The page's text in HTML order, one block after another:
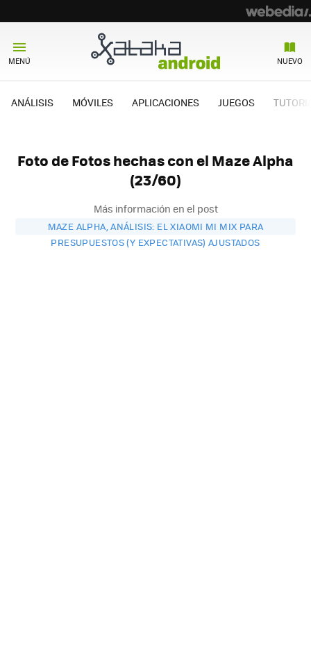
MENÚ NUEVO
ANÁLISIS MÓVILES APLICACIONES JUEGOS
Foto de Fotos hechas con el Maze Alpha
(23/60)
Más información en el post
MAZE ALPHA, ANÁLISIS: EL XIAOMI MI MIX PARA
PRESUPUESTOS (Y EXPECTATIVAS) AJUSTADOS